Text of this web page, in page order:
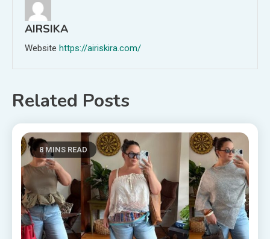
AIRSIKA
Website https://airiskira.com/
Related Posts
8 MINS READ